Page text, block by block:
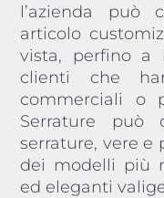
l’azienda può
articolo
vista, perfino
clienti che
commerciali o
Serrature
serrature, vere e
dei modelli più
ed eleganti